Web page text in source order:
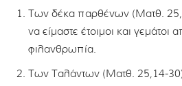
Των δέκα παρθένων (Ματθ.
να είμαστε έτοιμοι και γεμάτοι
φιλανθρωπία.
Των Ταλάντων (Ματθ. 25,14-